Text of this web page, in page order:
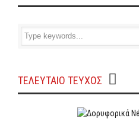
ΤΕΛΕΥΤΑΙΟ ΤΕΥΧΟΣ